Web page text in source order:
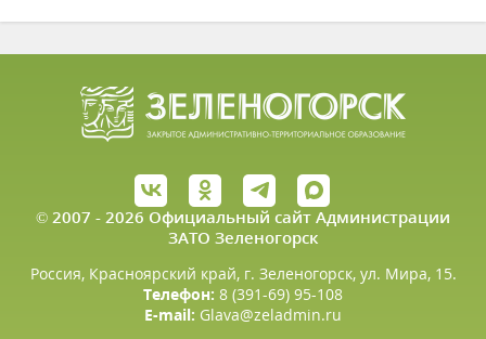
© 2007 - 2026 Официальный сайт Администрации
ЗАТО Зеленогорск
Россия, Красноярский край, г. Зеленогорск, ул. Мира, 15.
Телефон: 8 (391-69) 95-108
E-mail: Glava@zeladmin.ru